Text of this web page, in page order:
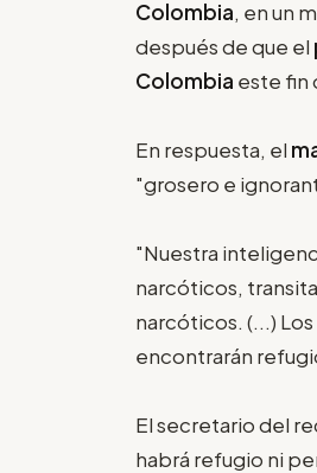
Colombia, en un
después de que el
Colombia este fin
En respuesta, el
"grosero e
"Nuestra
narcóticos,
narcóticos. (...)
encontrarán
El secretario del
habrá refugio ni